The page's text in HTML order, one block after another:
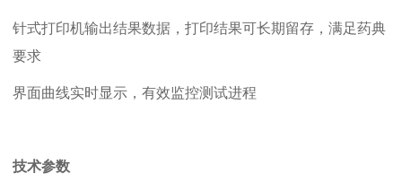
针式打印机输出结果数据，打印结果可长期留存，满足药典
要求
界面曲线实时显示，有效监控测试进程
技术参数